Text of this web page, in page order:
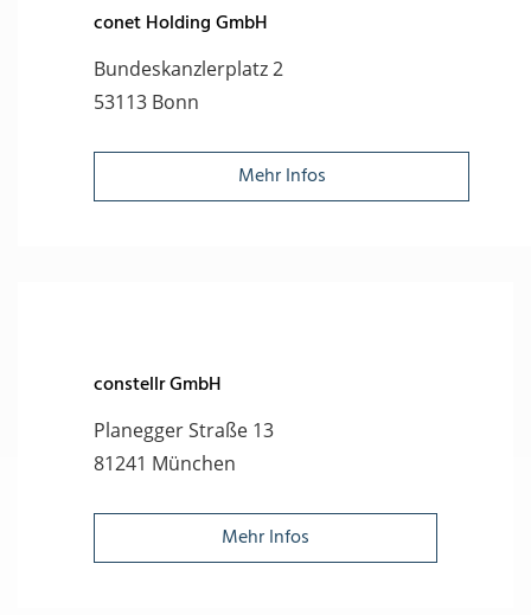
conet Holding GmbH
Bundeskanzlerplatz 2
53113 Bonn
Mehr Infos
constellr GmbH
Planegger Straße 13
81241 München
Mehr Infos